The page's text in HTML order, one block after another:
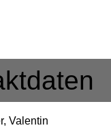
Valentin